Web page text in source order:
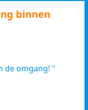
binnen
de omgang! "